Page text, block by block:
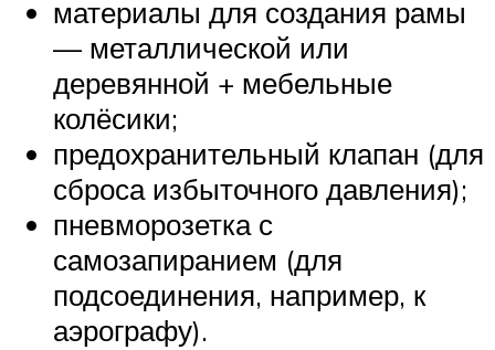
материалы для создания рамы
— металлической или
деревянной + мебельные
колёсики;
предохранительный клапан (для
сброса избыточного давления);
пневморозетка с
самозапиранием (для
подсоединения, например, к
аэрографу).